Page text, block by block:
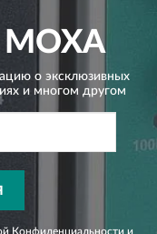
о эксклюзивных
и многом другом
Конфиденциальности и